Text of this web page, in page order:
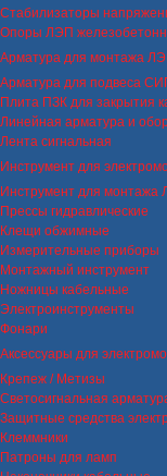
Стабилизаторы
Опоры ЛЭП
Арматура для монтажа
Арматура для подвеса
Плита ПЗК для закрытия
Линейная арматура и
Лента сигнальная
Инструмент для
Инструмент для монтажа
Прессы гидравлические
Клещи обжимные
Измерительные приборы
Монтажный инструмент
Ножницы кабельные
Электроинструменты
Фонари
Аксессуары для
Крепеж / Метизы
Светосигнальная
Защитные средства
Клеммники
Патроны для ламп